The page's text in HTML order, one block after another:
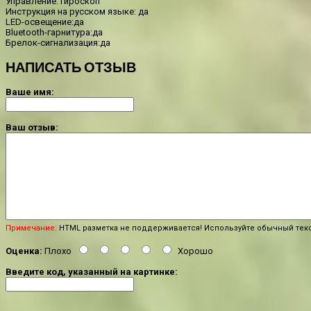
Инструкция на русском языке: да
LED-освещение:да
Bluetooth-гарнитура:да
Брелок-сигнализация:да
НАПИСАТЬ ОТЗЫВ
Ваше имя:
Ваш отзыв:
Примечание: HTML разметка не поддерживается! Используйте обычный
Оценка: Плохо
Хорошо
Введите код, указанный на картинке: